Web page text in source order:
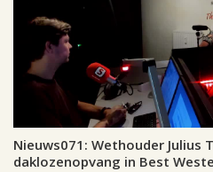
Nieuws071: Wethouder Julius
daklozenopvang in Best